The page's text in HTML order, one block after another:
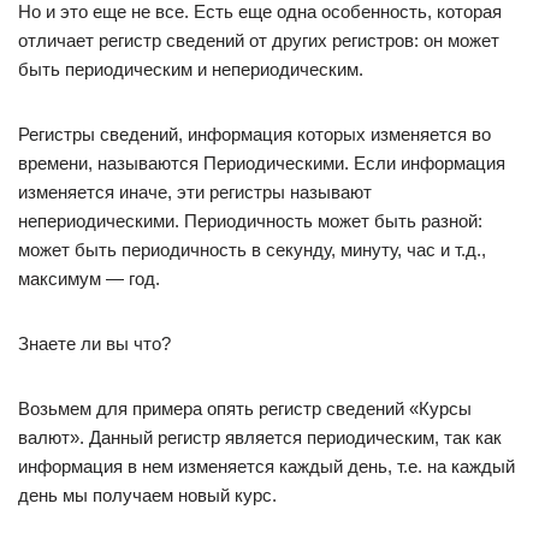
Но и это еще не все. Есть еще одна особенность, которая
отличает регистр сведений от других регистров: он может
быть периодическим и непериодическим.
Регистры сведений, информация которых изменяется во
времени, называются Периодическими. Если информация
изменяется иначе, эти регистры называют
непериодическими. Периодичность может быть разной:
может быть периодичность в секунду, минуту, час и т.д.,
максимум — год.
Знаете ли вы что?
Возьмем для примера опять регистр сведений «Курсы
валют». Данный регистр является периодическим, так как
информация в нем изменяется каждый день, т.е. на каждый
день мы получаем новый курс.